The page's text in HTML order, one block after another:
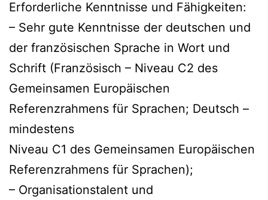
Erforderliche Kenntnisse und Fähigkeiten:
– Sehr gute Kenntnisse der deutschen und
der französischen Sprache in Wort und
Schrift (Französisch – Niveau C2 des
Gemeinsamen Europäischen
Referenzrahmens für Sprachen; Deutsch –
mindestens
Niveau C1 des Gemeinsamen Europäischen
Referenzrahmens für Sprachen);
– Organisationstalent und